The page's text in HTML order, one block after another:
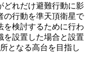
れだけ避難行動に影
の行動を準天頂衛星で
を検討するために行わ
を設置した場合と設置
となる高台を目指し